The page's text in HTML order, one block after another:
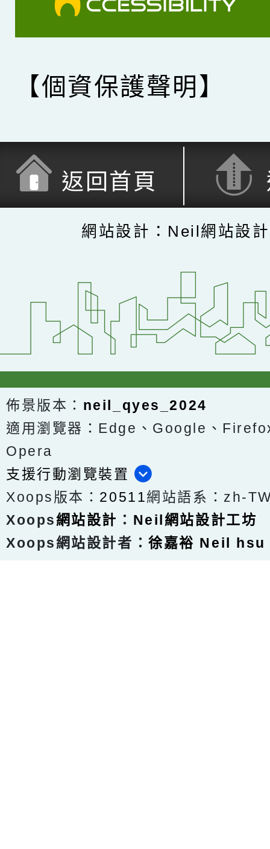
【個資保護聲明】
返回首頁
網站設計：Neil網站設
佈景版本： neil_qyes_2024
適用瀏覽器：Edge、Google、
Opera
支援行動瀏覽裝置
Xoops版本： 20511網站語系：zh-
Xoops網站設計 ： Neil網站設計工坊
Xoops網站設計者：徐嘉裕 Neil hsu